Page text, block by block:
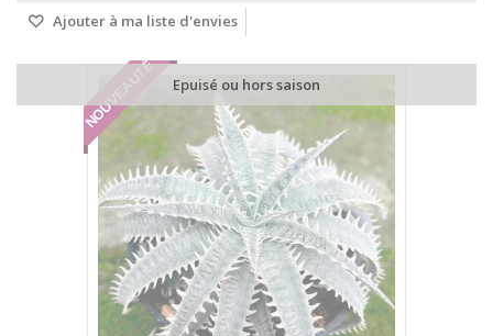
Ajouter à ma liste d'envies
Epuisé ou hors saison
NOUVEAUTÉ